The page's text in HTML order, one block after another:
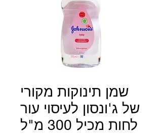
שמן תינוקות מקורי
של ג'ונסון לעיסוי עור
לחות מכיל 300 מ"ל